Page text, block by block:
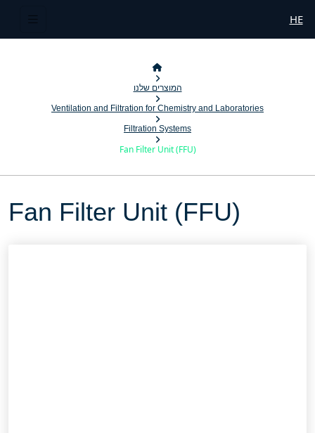
HE
המוצרים שלנו
Ventilation and Filtration for Chemistry and Laboratories
Filtration Systems
Fan Filter Unit (FFU)
Fan Filter Unit (FFU)